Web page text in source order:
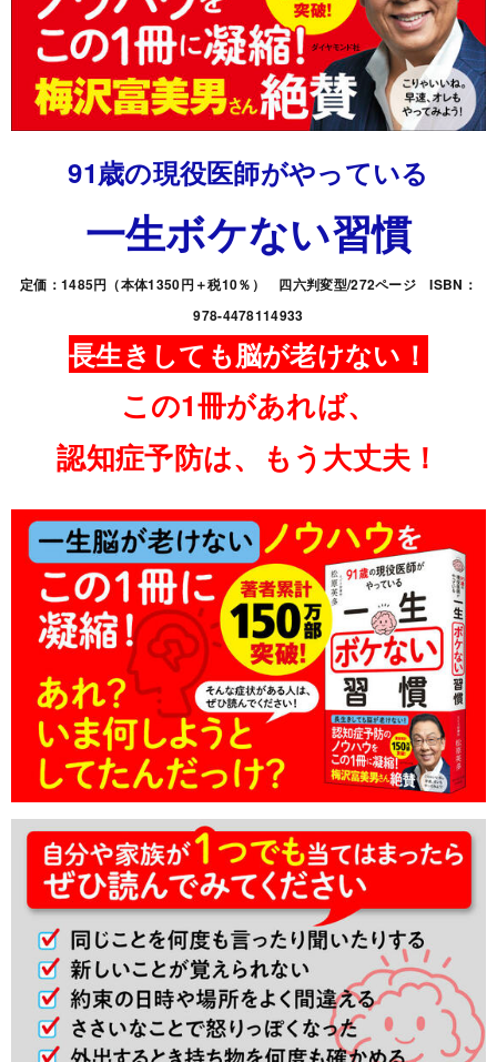
91歳の現役医師がやっている
一生ボケない習慣
定価：1485円（本体1350円＋税10％） 四六判変型/272ページ ISBN：
978-4478114933
長生きしても脳が老けない！
この1冊があれば、
認知症予防は、もう大丈夫！